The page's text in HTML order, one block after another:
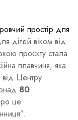
простір для
дітей віком від
проєкту стала
плавчиня, яка
Центру
80
це